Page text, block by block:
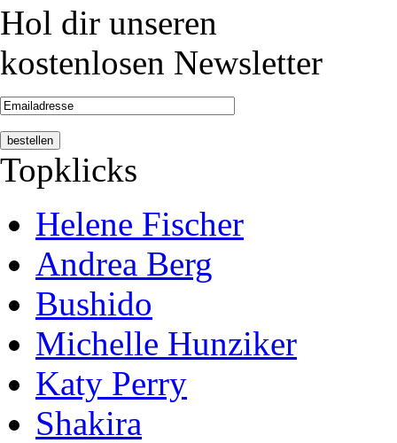
Hol dir unseren
kostenlosen Newsletter
Topklicks
Helene Fischer
Andrea Berg
Bushido
Michelle Hunziker
Katy Perry
Shakira